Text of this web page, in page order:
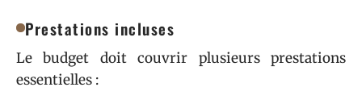
Prestations incluses
Le budget doit couvrir plusieurs prestations
essentielles :